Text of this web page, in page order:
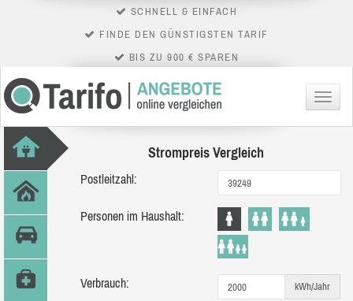
SCHNELL & EINFACH
FINDE DEN GÜNSTIGSTEN TARIF
BIS ZU 900 € SPAREN
Menü
Strompreis Vergleich
Postleitzahl:
Personen im Haushalt:
Verbrauch: kWh/Jahr